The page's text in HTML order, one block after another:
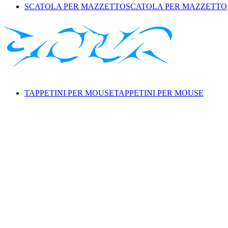
SCATOLA PER MAZZETTOSCATOLA PER MAZZETTO
TAPPETINI PER MOUSETAPPETINI PER MOUSE